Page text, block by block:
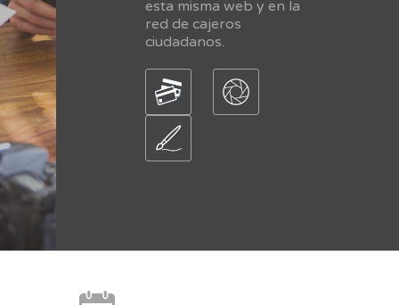
esta misma web y en la
red de cajeros
ciudadanos.